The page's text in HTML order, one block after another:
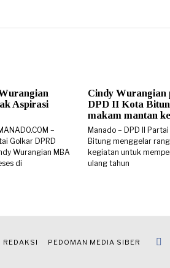
Aspirasi
–
Golkar DPRD
Wurangian MBA
di
Cindy Wurangian
DPD II Kota
makam mantan
Manado – DPD II
Bitung menggelar
kegiatan untuk
ulang tahun
REDAKSI PEDOMAN MEDIA SIBER